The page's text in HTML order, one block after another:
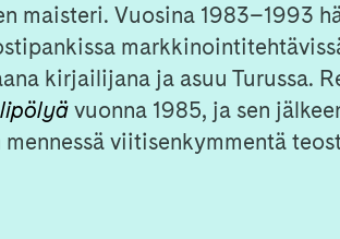
maisteri. Vuosina 1983–1993
kirjailijana ja asuu Turussa.
vuonna 1985, ja sen
viitisenkymmentä